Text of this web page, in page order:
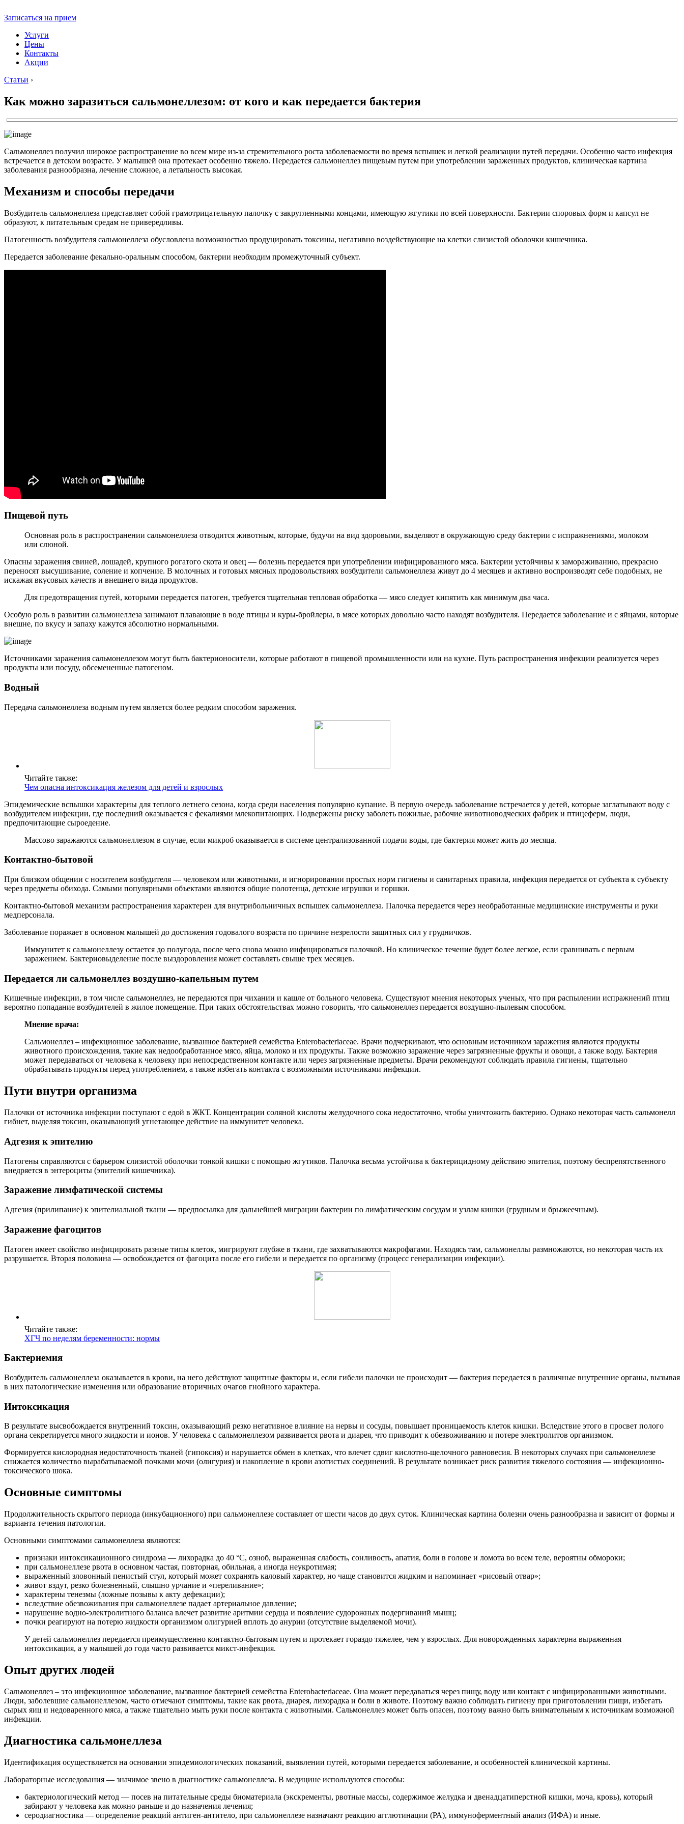
Записаться на прием
Услуги
Цены
Контакты
Акции
Статьи ›
Как можно заразиться сальмонеллезом: от кого и как передается бактерия
Сальмонеллез получил широкое распространение во всем мире из-за стремительного роста заболеваемости во время вспышек и легкой реализации путей передачи. Особенно часто инфекция
встречается в детском возрасте. У малышей она протекает особенно тяжело. Передается сальмонеллез пищевым путем при употреблении зараженных продуктов, клиническая картина
заболевания разнообразна, лечение сложное, а летальность высокая.
Механизм и способы передачи
Возбудитель сальмонеллеза представляет собой грамотрицательную палочку с закругленными концами, имеющую жгутики по всей поверхности. Бактерии споровых форм и капсул не
образуют, к питательным средам не привередливы.
Патогенность возбудителя сальмонеллеза обусловлена возможностью продуцировать токсины, негативно воздействующие на клетки слизистой оболочки кишечника.
Передается заболевание фекально-оральным способом, бактерии необходим промежуточный субъект.
Пищевой путь
Основная роль в распространении сальмонеллеза отводится животным, которые, будучи на вид здоровыми, выделяют в окружающую среду бактерии с испражнениями, молоком
или слюной.
Опасны заражения свиней, лошадей, крупного рогатого скота и овец — болезнь передается при употреблении инфицированного мяса. Бактерии устойчивы к замораживанию, прекрасно
переносят высушивание, соление и копчение. В молоч­ных и готовых мясных продовольствиях возбудители сальмонеллеза живут до 4 месяцев и активно воспроизводят себе подобных, не
искажая вкусовых качеств и внешнего вида продуктов.
Для предотвращения путей, которыми передается патоген, требуется тщательная тепловая обработка — мясо следует кипятить как минимум два часа.
Особую роль в развитии сальмонеллеза занимают плавающие в воде птицы и куры-бройлеры, в мясе которых довольно часто находят возбудителя. Передается заболевание и с яйцами, которые
внешне, по вкусу и запаху кажутся абсолютно нормальными.
Источниками заражения сальмонеллезом могут быть бактерионосители, которые работают в пищевой промышленности или на кухне. Путь распространения инфекции реализуется через
продукты или посуду, обсемененные патогеном.
Водный
Передача сальмонеллеза водным путем является более редким способом заражения.
Читайте также:
Чем опасна интоксикация железом для детей и взрослых
Эпидемические вспышки характерны для теплого летнего сезона, когда среди населения популярно купание. В первую очередь заболевание встречается у детей, которые заглатывают воду с
возбудителем инфекции, где последний оказывается с фекалиями млекопитающих. Подвержены риску заболеть пожилые, рабочие животноводческих фабрик и птицеферм, люди,
предпочитающие сыроедение.
Массово заражаются сальмонеллезом в случае, если микроб оказывается в системе централизованной подачи воды, где бактерия может жить до месяца.
Контактно-бытовой
При близком общении с носителем возбудителя — человеком или животными, и игнорировании простых норм гигиены и санитарных правила, инфекция передается от субъекта к субъекту
через предметы обихода. Самыми популярными объектами являются общие полотенца, детские игрушки и горшки.
Контактно-бытовой механизм распространения характерен для внутрибольничных вспышек сальмонеллеза. Палочка передается через необработанные медицинские инструменты и руки
медперсонала.
Заболевание поражает в основном малышей до достижения годовалого возраста по причине незрелости защитных сил у грудничков.
Иммунитет к сальмонеллезу остается до полугода, после чего снова можно инфицироваться палочкой. Но клиническое течение будет более легкое, если сравнивать с первым
заражением. Бактериовыделение после выздоровления может составлять свыше трех месяцев.
Передается ли сальмонеллез воздушно-капельным путем
Кишечные инфекции, в том числе сальмонеллез, не передаются при чихании и кашле от больного человека. Существуют мнения некоторых ученых, что при распылении испражнений птиц
вероятно попадание возбудителей в жилое помещение. При таких обстоятельствах можно говорить, что сальмонеллез передается воздушно-пылевым способом.
Мнение врача:
Сальмонеллез – инфекционное заболевание, вызванное бактерией семейства Enterobacteriaceae. Врачи подчеркивают, что основным источником заражения являются продукты
животного происхождения, такие как недообработанное мясо, яйца, молоко и их продукты. Также возможно заражение через загрязненные фрукты и овощи, а также воду. Бактерия
может передаваться от человека к человеку при непосредственном контакте или через загрязненные предметы. Врачи рекомендуют соблюдать правила гигиены, тщательно
обрабатывать продукты перед употреблением, а также избегать контакта с возможными источниками инфекции.
Пути внутри организма
Палочки от источника инфекции поступают с едой в ЖКТ. Концентрации соляной кислоты желудочного сока недостаточно, чтобы уничтожить бактерию. Однако некоторая часть сальмонелл
гибнет, выделяя токсин, оказывающий угнетающее действие на иммунитет человека.
Адгезия к эпителию
Патогены справляются с барьером слизистой оболочки тонкой кишки с помощью жгутиков. Палочка весьма устойчива к бактерицидному действию эпителия, поэтому беспрепятственного
внедряется в энтероциты (эпителий кишечника).
Заражение лимфатической системы
Адгезия (прилипание) к эпителиальной ткани — предпосылка для дальнейшей миграции бактерии по лимфатическим сосудам и узлам кишки (грудным и брыжеечным).
Заражение фагоцитов
Патоген имеет свойство инфицировать разные типы клеток, мигрируют глубже в ткани, где захватываются макрофагами. Находясь там, сальмонеллы размножаются, но некоторая часть их
разрушается. Вторая половина — освобождается от фагоцита после его гибели и передается по организму (процесс генерализации инфекции).
Читайте также:
ХГЧ по неделям беременности: нормы
Бактериемия
Возбудитель сальмонеллеза оказывается в крови, на него действуют защитные факторы и, если гибели палочки не происходит — бактерия передается в различные внутренние органы, вызы­вая
в них патологические изменения или образование вторичных очагов гнойного характера.
Интоксикация
В результате высвобождается внутренний токсин, оказывающий резко негативное влияние на нервы и сосуды, повышает проницаемость клеток кишки. Вследствие этого в просвет полого
органа секретируется много жидкости и ионов. У человека с сальмонеллезом развивается рвота и диарея, что приводит к обезвоживанию и потере электролитов организмом.
Формируется кислородная недостаточность тканей (гипоксия) и нарушается обмен в клетках, что влечет сдвиг кислотно-щелочного равновесия. В некоторых случаях при сальмонеллезе
снижается количество вырабатываемой почками мочи (олигурия) и накопление в крови азотистых соединений. В результате возникает риск развития тяжелого состояния — инфекционно-
токсического шока.
Основные симптомы
Продолжительность скрытого периода (инкубационного) при сальмонеллезе составляет от шести часов до двух суток. Клиническая картина болезни очень разнообразна и зависит от формы и
варианта течения патологии.
Основными симптомами сальмонеллеза являются:
признаки интоксикационного синдрома — лихорадка до 40 °C, озноб, выраженная слабость, сонливость, апатия, боли в голове и ломота во всем теле, вероятны обмороки;
при сальмонеллезе рвота в основном частая, повторная, обильная, а иногда неукротимая;
выраженный зловонный пенистый стул, который может сохранять каловый характер, но чаще становится жидким и напоминает «рисовый отвар»;
живот вздут, резко болезненный, слышно урчание и «переливание»;
характерны тенезмы (ложные позывы к акту дефекации);
вследствие обезвоживания при сальмонеллезе падает артериальное давление;
нарушение водно-электролитного баланса влечет развитие аритмии сердца и появление судорожных подергиваний мышц;
почки реагируют на потерю жидкости организмом олигурией вплоть до анурии (отсутствие выделяемой мочи).
У детей сальмонеллез передается преимущественно контактно-бытовым путем и протекает гораздо тяжелее, чем у взрослых. Для новорожденных характерна выраженная
интоксикация, а у малышей до года часто развивается микст-инфекция.
Опыт других людей
Сальмонеллез – это инфекционное заболевание, вызванное бактерией семейства Enterobacteriaceae. Она может передаваться через пищу, воду или контакт с инфицированными животными.
Люди, заболевшие сальмонеллезом, часто отмечают симптомы, такие как рвота, диарея, лихорадка и боли в животе. Поэтому важно соблюдать гигиену при приготовлении пищи, избегать
сырых яиц и недоваренного мяса, а также тщательно мыть руки после контакта с животными. Сальмонеллез может быть опасен, поэтому важно быть внимательным к источникам возможной
инфекции.
Диагностика сальмонеллеза
Идентификация осуществляется на основании эпидемиологических показаний, выявлении путей, которыми передается заболевание, и особенностей клинической картины.
Лабораторные исследования — значимое звено в диагностике сальмонеллеза. В медицине используются способы:
бак­териологический метод — посев на питательные среды биоматериала (экскременты, рвотные массы, содержимое желудка и двенадцатиперстной кишки, моча, кровь), который
забирают у человека как можно раньше и до назначения лечения;
серодиагностика — определение реакций антиген-антитело, при сальмонеллезе назначают реакцию агглютинации (РА), иммуноферментный анализ (ИФА) и иные.